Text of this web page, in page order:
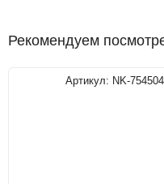
меди, Ø15 мм, толщина
Рекомендуем
Артикул: NK-754504